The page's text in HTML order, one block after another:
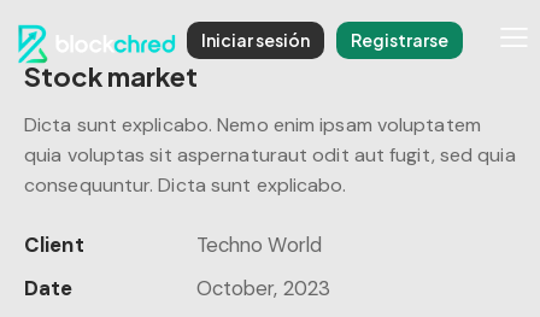
Iniciar sesión Registrarse
Stock market
Dicta sunt explicabo. Nemo enim ipsam voluptatem
quia voluptas sit aspernaturaut odit aut fugit, sed quia
consequuntur. Dicta sunt explicabo.
Client
Techno World
Date
October, 2023